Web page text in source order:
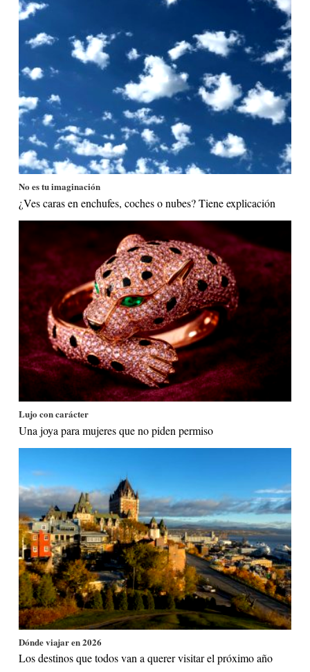
No es tu imaginación
¿Ves caras en enchufes, coches o nubes? Tiene explicación
Lujo con carácter
Una joya para mujeres que no piden permiso
Dónde viajar en 2026
Los destinos que todos van a querer visitar el próximo año